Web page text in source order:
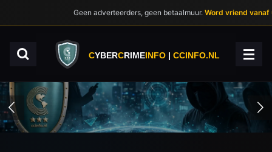
Geen adverteerders, geen betaalmuur. Word vriend vanaf
direct
hoofdinhoud
CYBERCRIMEINFO | CCINFO.NL